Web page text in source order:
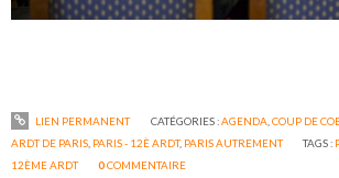
LIEN PERMANENT CATÉGORIES :AGENDA COUP DE
ARDT DE PARIS PARIS - 12È ARDT, PARIS AUTREMENT TAGS :
12ÈME ARDT
0COMMENTAIRE